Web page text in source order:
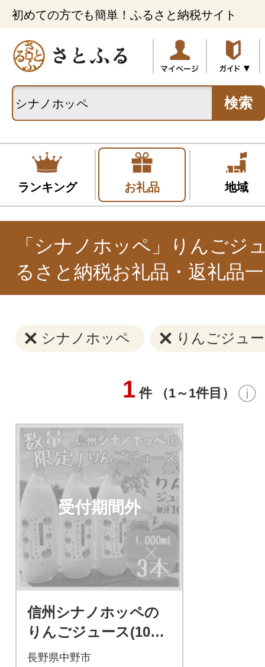
初めての方でも簡単！ふるさと納税サイト
検索
ランキング お礼品 地域
「シナノホッペ」りんごジ
るさと納税お礼品・返礼品
シナノホッペ りんごジュ
1 件 （1～1件目）
受付期間外
信州シナノホッペの
りんごジュース(1000
ml×3本)
長野県中野市